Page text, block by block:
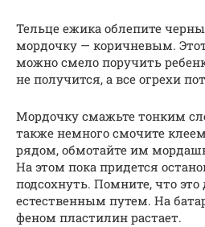
Тельце ежика облепите
мордочку — коричневым.
можно смело поручить
не получится, а все огрехи
Мордочку смажьте тонким
также немного смочите
рядом, обмотайте им
На этом пока придется
подсохнуть. Помните, что
естественным путем. На
феном пластилин растает.